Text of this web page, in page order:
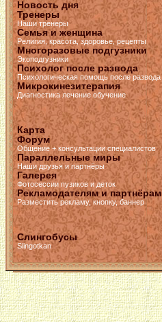
Новость дня
Тренеры
Наши тренеры
Семья и женщина
Религия, красота, здоровье, рецепты
Многоразовые подгузники
Экоподгузники
Психолог после развода
Психологическая помощь после развода
Микрокинезитерапия
Диагностика лечение обучение
Карта
Форум
Общение + консультации специалистов
Параллельные миры
Наши друзья и партнёры
Галерея
Фотосессии пузиков и деток
Рекламодателям и партнёрам
Разместить рекламу, кнопку, баннер
Слингобусы
Slingotkan